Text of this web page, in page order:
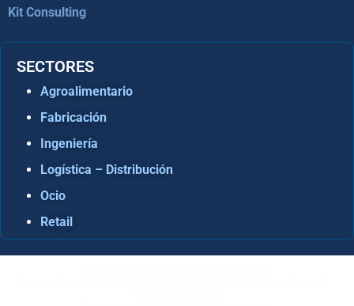
Kit Consulting
SECTORES
Agroalimentario
Fabricación
Ingeniería
Logística – Distribución
Ocio
Retail